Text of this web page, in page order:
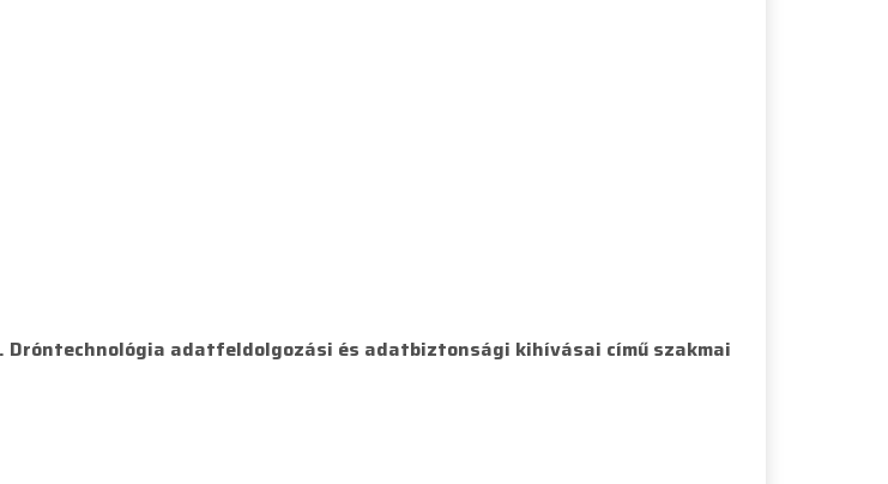
Dróntechnológia adatfeldolgozási és adatbiztonsági kihívásai című szakmai